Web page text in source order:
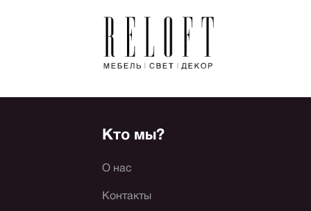
Кто мы?
О нас
Контакты